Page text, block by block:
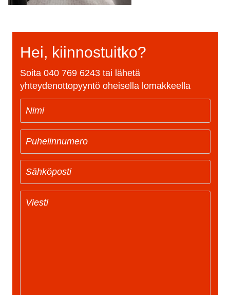
Hei, kiinnostuitko?
Soita 040 769 6243tai lähetä
yhteydenottopyyntö oheisella lomakkeella